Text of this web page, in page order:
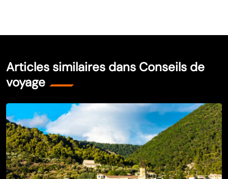
Articles similaires dans Conseils de
voyage